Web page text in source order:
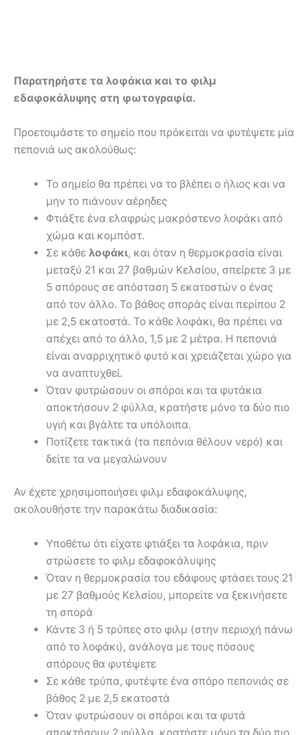
Παρατηρήστε τα λοφάκια και το φιλμ
εδαφοκάλυψης στη φωτογραφία.
Προετοιμάστε το σημείο που πρόκειται να φυτέψετε μία
πεπονιά ως ακολούθως:
Το σημείο θα πρέπει να το βλέπει ο ήλιος και να
μην το πιάνουν αέρηδες
Φτιάξτε ένα ελαφρώς μακρόστενο λοφάκι από
χώμα και κομπόστ.
Σε κάθε λοφάκι, και όταν η θερμοκρασία είναι
μεταξύ 21 και 27 βαθμών Κελσίου, σπείρετε 3 με
5 σπόρους σε απόσταση 5 εκατοστών ο ένας
από τον άλλο. Το βάθος σποράς είναι περίπου 2
με 2,5 εκατοστά. Το κάθε λοφάκι, θα πρέπει να
απέχει από το άλλο, 1,5 με 2 μέτρα. Η πεπονιά
είναι αναρριχητικό φυτό και χρειάζεται χώρο για
να αναπτυχθεί.
Όταν φυτρώσουν οι σπόροι και τα φυτάκια
αποκτήσουν 2 φύλλα, κρατήστε μόνο τα δύο πιο
υγιή και βγάλτε τα υπόλοιπα.
Ποτίζετε τακτικά (τα πεπόνια θέλουν νερό) και
δείτε τα να μεγαλώνουν
Αν έχετε χρησιμοποιήσει φιλμ εδαφοκάλυψης,
ακολουθήστε την παρακάτω διαδικασία:
Υποθέτω ότι είχατε φτιάξει τα λοφάκια, πριν
στρώσετε το φιλμ εδαφοκάλυψης
Όταν η θερμοκρασία του εδάφους φτάσει τους 21
με 27 βαθμούς Κελσίου, μπορείτε να ξεκινήσετε
τη σπορά
Κάντε 3 ή 5 τρύπες στο φιλμ (στην περιοχή πάνω
από το λοφάκι), ανάλογα με τους πόσους
σπόρους θα φυτέψετε
Σε κάθε τρύπα, φυτέψτε ένα σπόρο πεπονιάς σε
βάθος 2 με 2,5 εκατοστά
Όταν φυτρώσουν οι σπόροι και τα φυτά